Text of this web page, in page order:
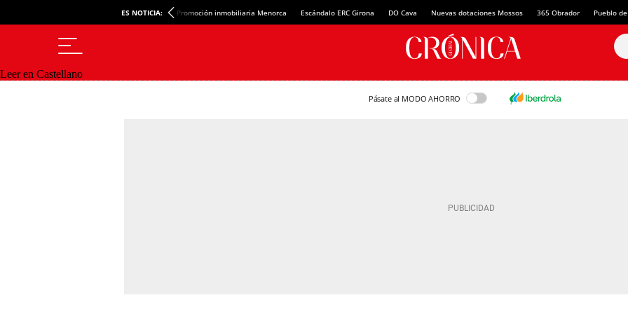
ES NOTICIA: Promoción inmobiliaria Menorca Escándalo ERC Girona DO Cava Nuevas dotaciones Mossos 365 Obrador Pueblo
Leer en Castellano
Pásate al MODO AHORRO